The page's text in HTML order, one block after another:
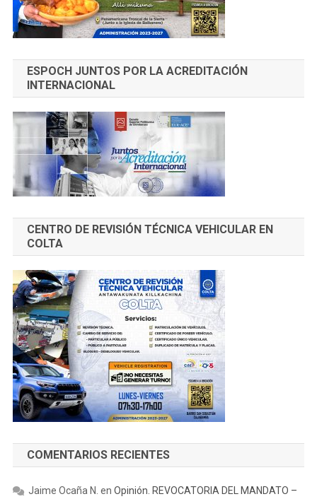
ESPOCH JUNTOS POR LA ACREDITACIÓN
INTERNACIONAL
CENTRO DE REVISIÓN TÉCNICA VEHICULAR EN
COLTA
COMENTARIOS RECIENTES
Jaime Ocaña N. en Opinión. REVOCATORIA DEL MANDATO –